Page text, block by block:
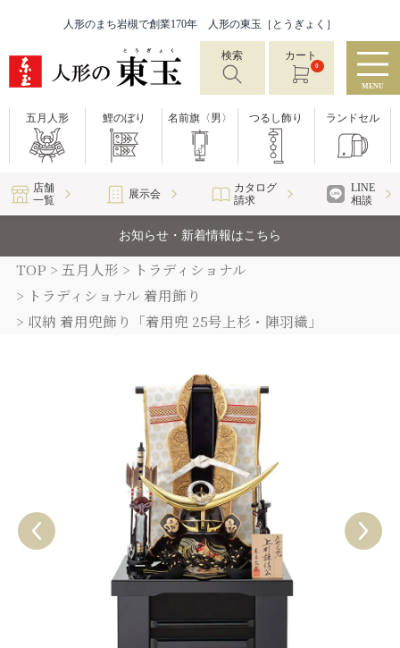
人形のまち岩槻で創業170年 人形の東玉［とうぎょく］
検索 カート
0
MENU
五月人形 鯉のぼり 名前旗〈男〉 つるし飾り ランドセル
店舗
一覧
展示会
カタログ
請求
LINE
相談
お知らせ・新着情報はこちら
TOP 五月人形
トラディショナル
トラディショナル 着用飾り
収納 着用兜飾り「着用兜 25号上杉・陣羽織」